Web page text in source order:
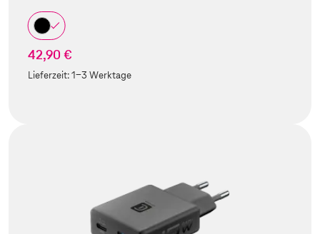
42,90 €
Lieferzeit:1-3 Werktage